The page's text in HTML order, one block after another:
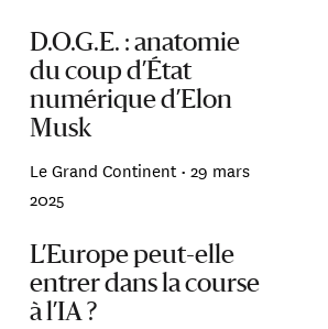
D.O.G.E. : anatomie
du coup d’État
numérique d’Elon
Musk
Le Grand Continent •29 mars
2025
L’Europe peut-elle
entrer dans la course
à l’IA ?